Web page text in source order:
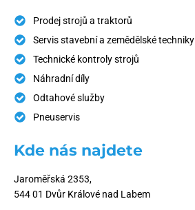
Prodej strojů a traktorů
Servis stavební a zemědělské techniky
Technické kontroly strojů
Náhradní díly
Odtahové služby
Pneuservis
Kde nás najdete
Jaroměřská 2353,
544 01 Dvůr Králové nad Labem